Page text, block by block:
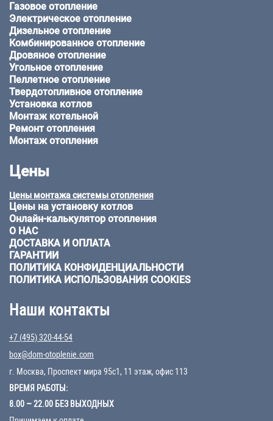
Газовое отопление
Электрическое отопление
Дизельное отопление
Комбинированное отопление
Дровяное отопление
Угольное отопление
Пеллетное отопление
Твердотопливное отопление
Установка котлов
Монтаж котельной
Ремонт отопления
Монтаж отопления
Цены
Цены монтажа системы отопления
Цены на установку котлов
Онлайн-калькулятор отопления
О НАС
ДОСТАВКА И ОПЛАТА
ГАРАНТИИ
ПОЛИТИКА КОНФИДЕНЦИАЛЬНОСТИ
ПОЛИТИКА ИСПОЛЬЗОВАНИЯ COOKIES
Наши контакты
+7 (495) 320-44-54
box@dom-otoplenie.com
г. Москва, Проспект мира 95с1, 11 этаж, офис 113
ВРЕМЯ РАБОТЫ:
8.00 – 22.00 БЕЗ ВЫХОДНЫХ